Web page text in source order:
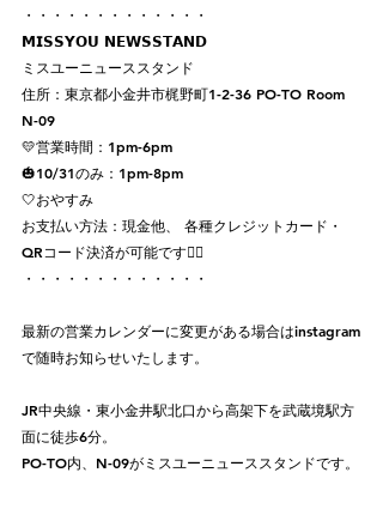
・・・・・・・・・・・・・
𝗠𝗜𝗦𝗦𝗬𝗢𝗨 𝗡𝗘𝗪𝗦𝗦𝗧𝗔𝗡𝗗
ミスユーニューススタンド
住所：東京都小金井市梶野町1-2-36 PO-TO Room
N-09
💛営業時間：1pm-6pm
🎃10/31のみ：1pm-8pm
🤍おやすみ
お支払い方法：現金他、 各種クレジットカード・
QRコード決済が可能です👌🏻
・・・・・・・・・・・・・
最新の営業カレンダーに変更がある場合はinstagram
で随時お知らせいたします。
JR中央線・東小金井駅北口から高架下を武蔵境駅方
面に徒歩6分。
PO-TO内、N-09がミスユーニューススタンドです。